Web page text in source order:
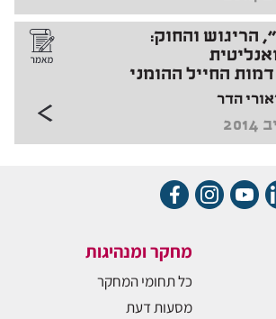
הריגוש והחוק:
החייל ההומני
הדר
מחקר ומנהיגות
כל תחומי המחקר
מסעות דעת